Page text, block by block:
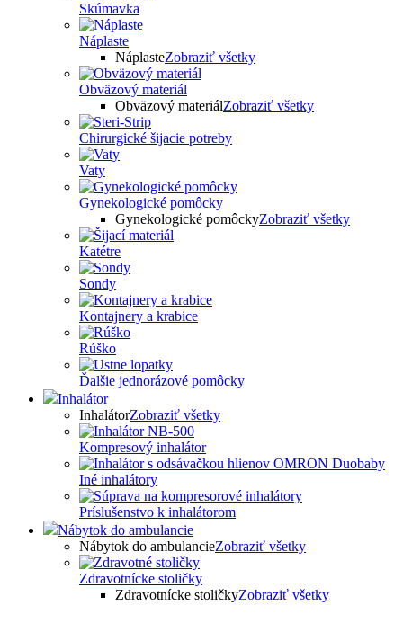
Skúmavka
Náplaste
NáplasteZobraziť všetky
Obväzový materiál
Obväzový materiálZobraziť všetky
Chirurgické šijacie potreby
Vaty
Gynekologické pomôcky
Gynekologické pomôckyZobraziť všetky
Katétre
Sondy
Kontajnery a krabice
Rúško
Ďalšie jednorázové pomôcky
Inhalátor
InhalátorZobraziť všetky
Kompresový inhalátor
Iné inhalátory
Príslušenstvo k inhalátorom
Nábytok do ambulancie
Nábytok do ambulancieZobraziť všetky
Zdravotnícke stoličky
Zdravotnícke stoličkyZobraziť všetky